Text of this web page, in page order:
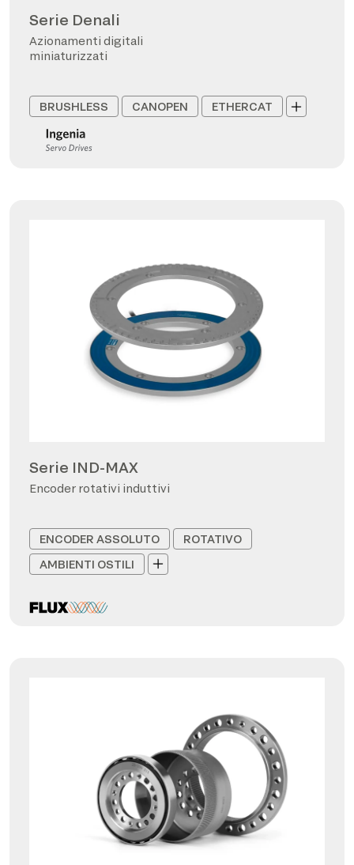
Serie Denali
Azionamenti digitali
miniaturizzati
BRUSHLESS CANOPEN ETHERCAT
Serie IND-MAX
Encoder rotativi induttivi
ENCODER ASSOLUTO
ROTATIVO
AMBIENTI OSTILI